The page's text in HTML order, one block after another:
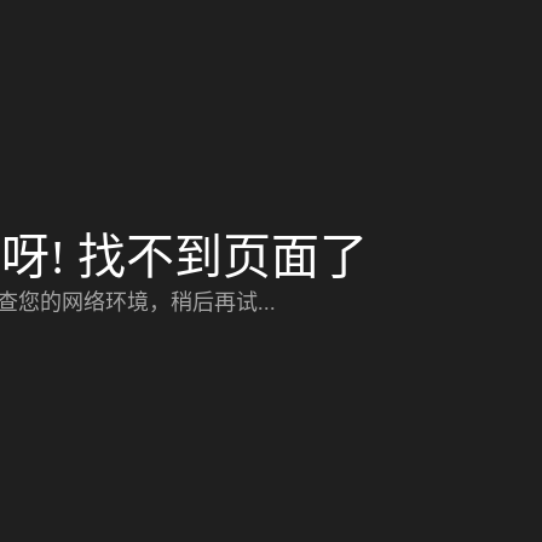
! 找不到页面了
您的网络环境，稍后再试...